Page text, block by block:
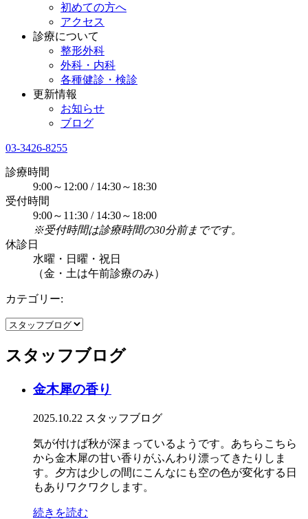
初めての方へ
アクセス
診療について
整形外科
外科・内科
各種健診・検診
更新情報
お知らせ
ブログ
03-3426-8255
診療時間
9:00～12:00 / 14:30～18:30
受付時間
9:00～11:30 / 14:30～18:00
※受付時間は診療時間の30分前までです。
休診日
水曜・日曜・祝日
（金・土は午前診療のみ）
カテゴリー:
スタッフブログ
金木犀の香り
2025.10.22 スタッフブログ
気が付けば秋が深まっているようです。あちらこちら
から金木犀の甘い香りがふんわり漂ってきたりしま
す。夕方は少しの間にこんなにも空の色が変化する日
もありワクワクします。
続きを読む